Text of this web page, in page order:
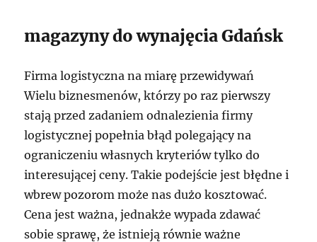
magazyny do wynajęcia Gdańsk
Firma logistyczna na miarę przewidywań
Wielu biznesmenów, którzy po raz pierwszy
stają przed zadaniem odnalezienia firmy
logistycznej popełnia błąd polegający na
ograniczeniu własnych kryteriów tylko do
interesującej ceny. Takie podejście jest błędne i
wbrew pozorom może nas dużo kosztować.
Cena jest ważna, jednakże wypada zdawać
sobie sprawę, że istnieją równie ważne